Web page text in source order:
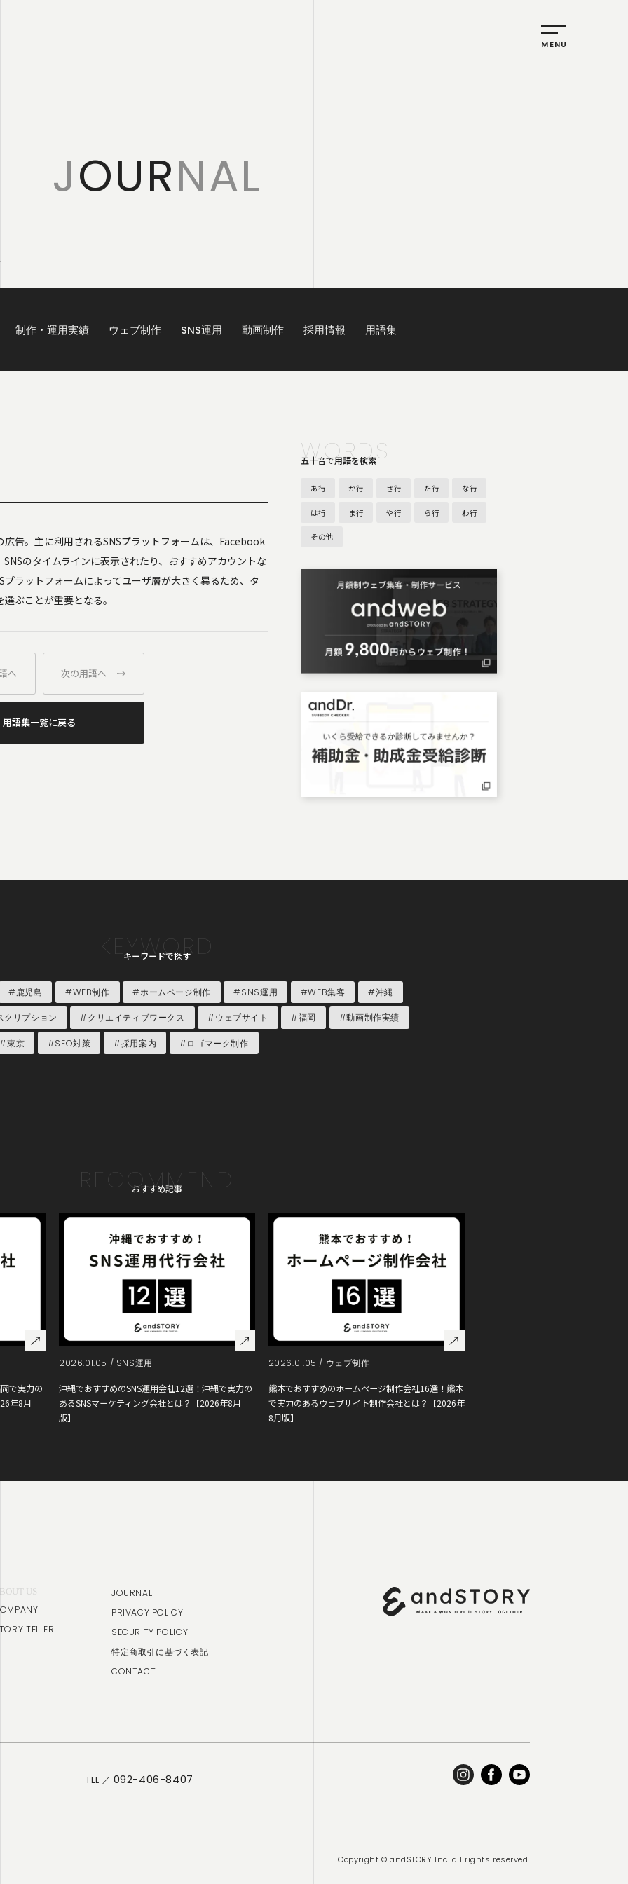
JOURNAL
制作・運用実績 ウェブ制作 SNS運用 動画制作 採用情報 用語集
告。主に利用されるSNSプラットフォームは、Facebook
のタイムラインに表示されたり、おすすめアカウントな
ラットフォームによってユーザ層が大きく異るため、タ
ぶことが重要となる。
へ 次の用語へ
用語集一覧に戻る
WORDS
五十音で用語を検索
あ行 か行 さ行 た行 な行
は行 ま行 や行 ら行 わ行
その他
KEYWORD
キーワードで探す
#鹿児島 #WEB制作 #ホームページ制作 #SNS運用 #WEB集客 #沖縄
リプション #クリエイティブワークス #ウェブサイト #福岡 #動画制作実績
#東京 #SEO対策 #採用案内 #ロゴマーク制作
RECOMMEND
おすすめ記事
で実力の
年8月
2026.01.05 / SNS運用
沖縄でおすすめのSNS運用会社12選！沖縄で実力の
あるSNSマーケティング会社とは？【2026年8月
版】
2026.01.05 / ウェブ制作
熊本でおすすめのホームページ制作会社16選！熊本
で実力のあるウェブサイト制作会社とは？【2026年
8月版】
US
TELLER
JOURNAL
PRIVACY POLICY
SECURITY POLICY
特定商取引に基づく表記
CONTACT
TEL ／ 092-406-8407
Copyright © andSTORY Inc. all rights reserved.